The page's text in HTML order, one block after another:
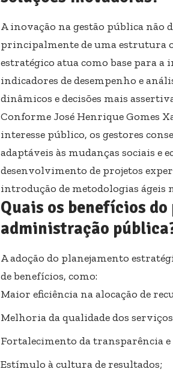
A inovação na gestão pública não
principalmente de uma estrutura
estratégico atua como base para
indicadores de desempenho e
dinâmicos e decisões mais
Conforme José Henrique Gomes
interesse público, os gestores
adaptáveis às mudanças sociais e
desenvolvimento de projetos
introdução de metodologias ágeis
Quais os benefícios
administração
A adoção do planejamento
de benefícios, como:
Maior eficiência na alocação de
Melhoria da qualidade dos
Fortalecimento da transparência
Estímulo à cultura de resultados;